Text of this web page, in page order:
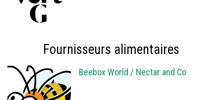
Fournisseurs alimentaires
Beebox World / Nectar and Co